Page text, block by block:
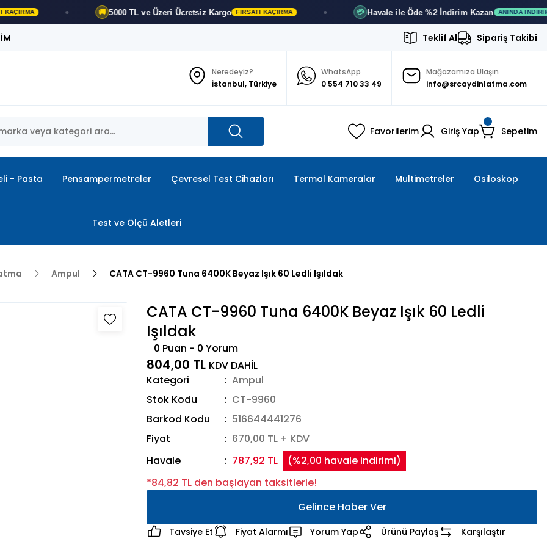
🚚 5000 TL ve ÜzeriÜcretsiz Kargo FIRSATI KAÇIRMA 💳 Havale ile Öde%2 İndirimKazan ANINDA İNDIRIM
Teklif Al Sipariş Takibi
Neredeyiz?
İstanbul, Türkiye
WhatsApp
0 554 710 33 49
Mağazamıza Ulaşın
info@srcaydinlatma.com
Favorilerim Giriş Yap Sepetim
- Pasta Pensampermetreler Çevresel Test Cihazları Termal Kameralar Multimetreler Osiloskop
Test ve Ölçü Aletleri
Ampul CATA CT-9960 Tuna 6400K Beyaz Işık 60 Ledli Işıldak
CATA CT-9960 Tuna 6400K Beyaz Işık 60 Ledli
Işıldak
0 Puan - 0 Yorum
804,00 TL KDV DAHİL
Kategori
Ampul
Stok Kodu
CT-9960
Barkod Kodu
516644441276
Fiyat
670,00 TL + KDV
Havale
787,92 TL
(%2,00 havale indirimi)
*84,82 TL den başlayan taksitlerle!
Gelince Haber Ver
Tavsiye Et Fiyat Alarmı Yorum Yap Ürünü Paylaş Karşılaştır